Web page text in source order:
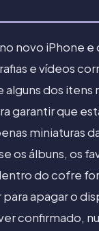
novo iPhone e
e vídeos
alguns dos itens
garantir que
miniaturas
os álbuns, os
do cofre
para apagar o
confirmado,